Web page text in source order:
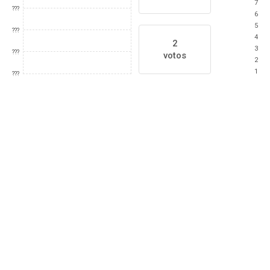
???
???
???
???
2
votos
7
6
5
4
3
2
1